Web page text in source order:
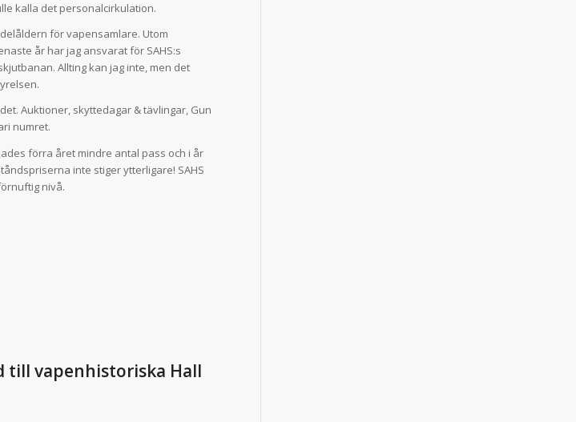
kalla det personalcirkulation.
för vapensamlare. Utom
år har jag ansvarat för SAHS:s
Allting kan jag inte, men det
Auktioner, skyttedagar & tävlingar, Gun
numret.
förra året mindre antal pass och i år
inte stiger ytterligare! SAHS
nivå.
till vapenhistoriska Hall